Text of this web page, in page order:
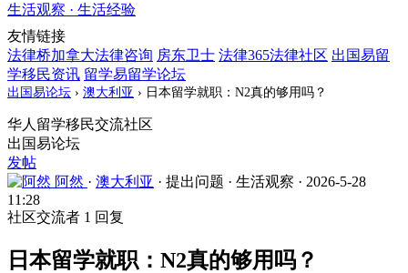
生活观察 · 生活经验
友情链接
法律桥加拿大法律咨询 房东卫士 法律365法律社区 出国易留
学移民资讯 留学易留学论坛
出国易论坛 › 澳大利亚 › 日本留学就职：N2真的够用吗？
华人留学移民交流社区
出国易论坛
发帖
阿然 · 澳大利亚 · 提出问题 · 生活观察 · 2026-5-28
11:28
社区交流者 1 回复
日本留学就职：N2真的够用吗？